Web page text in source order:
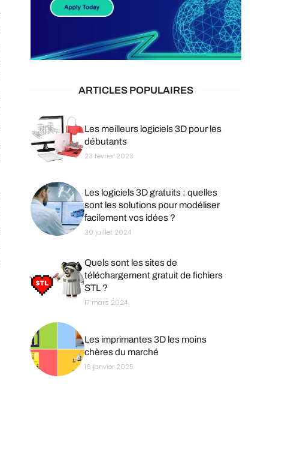
ARTICLES POPULAIRES
Les meilleurs logiciels 3D pour les
débutants
23 février 2023
Les logiciels 3D gratuits : quelles
sont les solutions pour modéliser
facilement vos idées ?
30 juillet 2024
Quels sont les sites de
téléchargement gratuit de fichiers
STL ?
17 mars 2024
Les imprimantes 3D les moins
chères du marché
16 janvier 2025